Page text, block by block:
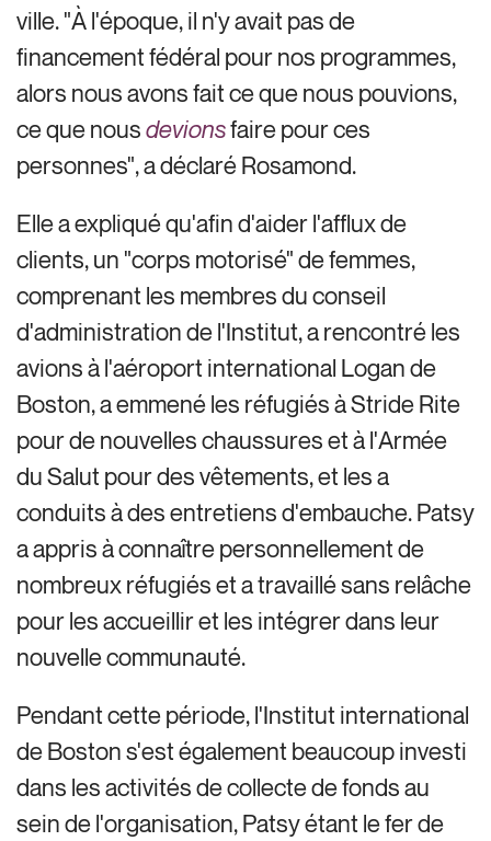
ville. "À l'époque, il n'y avait pas de
financement fédéral pour nos programmes,
alors nous avons fait ce que nous pouvions,
ce que nousdevionsfaire pour ces
personnes", a déclaré Rosamond.
Elle a expliqué qu'afin d'aider l'afflux de
clients, un "corps motorisé" de femmes,
comprenant les membres du conseil
d'administration de l'Institut, a rencontré les
avions à l'aéroport international Logan de
Boston, a emmené les réfugiés à Stride Rite
pour de nouvelles chaussures et à l'Armée
du Salut pour des vêtements, et les a
conduits à des entretiens d'embauche. Patsy
a appris à connaître personnellement de
nombreux réfugiés et a travaillé sans relâche
pour les accueillir et les intégrer dans leur
nouvelle communauté.
Pendant cette période, l'Institut international
de Boston s'est également beaucoup investi
dans les activités de collecte de fonds au
sein de l'organisation, Patsy étant le fer de